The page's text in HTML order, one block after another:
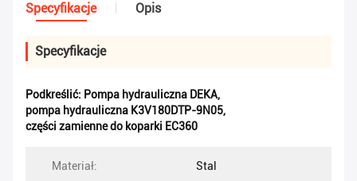
Specyfikacje Opis
Specyfikacje
Podkreślić: Pompa hydrauliczna DEKA,
pompa hydrauliczna K3V180DTP-9N05,
części zamienne do koparki EC360
Materiał: Stal